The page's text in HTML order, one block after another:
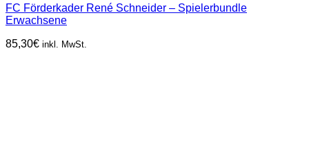
FC Förderkader René Schneider – Spielerbundle
Erwachsene
85,30€ inkl. MwSt.